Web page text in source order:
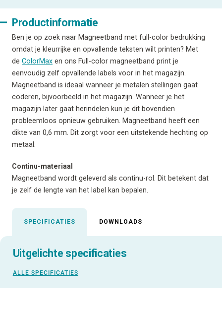
Productinformatie
Ben je op zoek naar Magneetband met full-color bedrukking
omdat je kleurrijke en opvallende teksten wilt printen? Met
de ColorMax en ons Full-color magneetband print je
eenvoudig zelf opvallende labels voor in het magazijn.
Magneetband is ideaal wanneer je metalen stellingen gaat
coderen, bijvoorbeeld in het magazijn. Wanneer je het
magazijn later gaat herindelen kun je dit bovendien
probleemloos opnieuw gebruiken. Magneetband heeft een
dikte van 0,6 mm. Dit zorgt voor een uitstekende hechting op
metaal.
Continu-materiaal
Magneetband wordt geleverd als continu-rol. Dit betekent dat
je zelf de lengte van het label kan bepalen.
SPECIFICATIES DOWNLOADS
Uitgelichte specificaties
ALLE SPECIFICATIES